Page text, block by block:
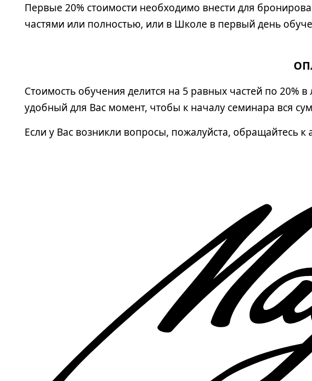
Первые 20% стоимости необходимо внести для
частями или полностью, или в Школе в первый день
Стоимость обучения делится на 5 равных частей по
удобный для Вас момент, чтобы к началу семинара вся
Если у Вас возникли вопросы, пожалуйста, обращайтесь